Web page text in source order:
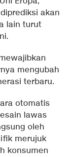
akan
lain turut
mengubah
terbaru.
otomatis
lawas
oleh
merujuk
konsumen